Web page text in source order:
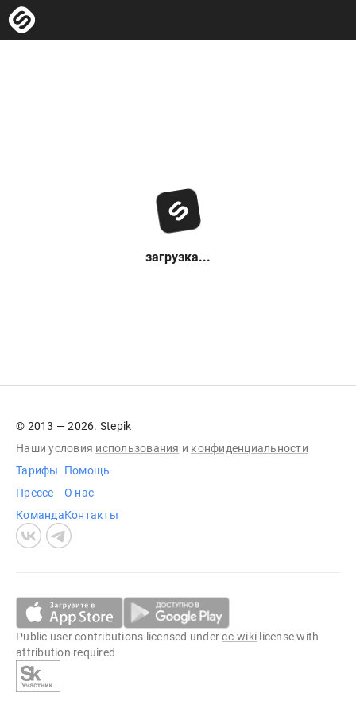
загрузка...
© 2013 — 2026. Stepik
Наши условия использования и конфиденциальности
Тарифы
Прессе
Команда
Помощь
О нас
Контакты
Public user contributions licensed undercc-wiki license with
attribution required